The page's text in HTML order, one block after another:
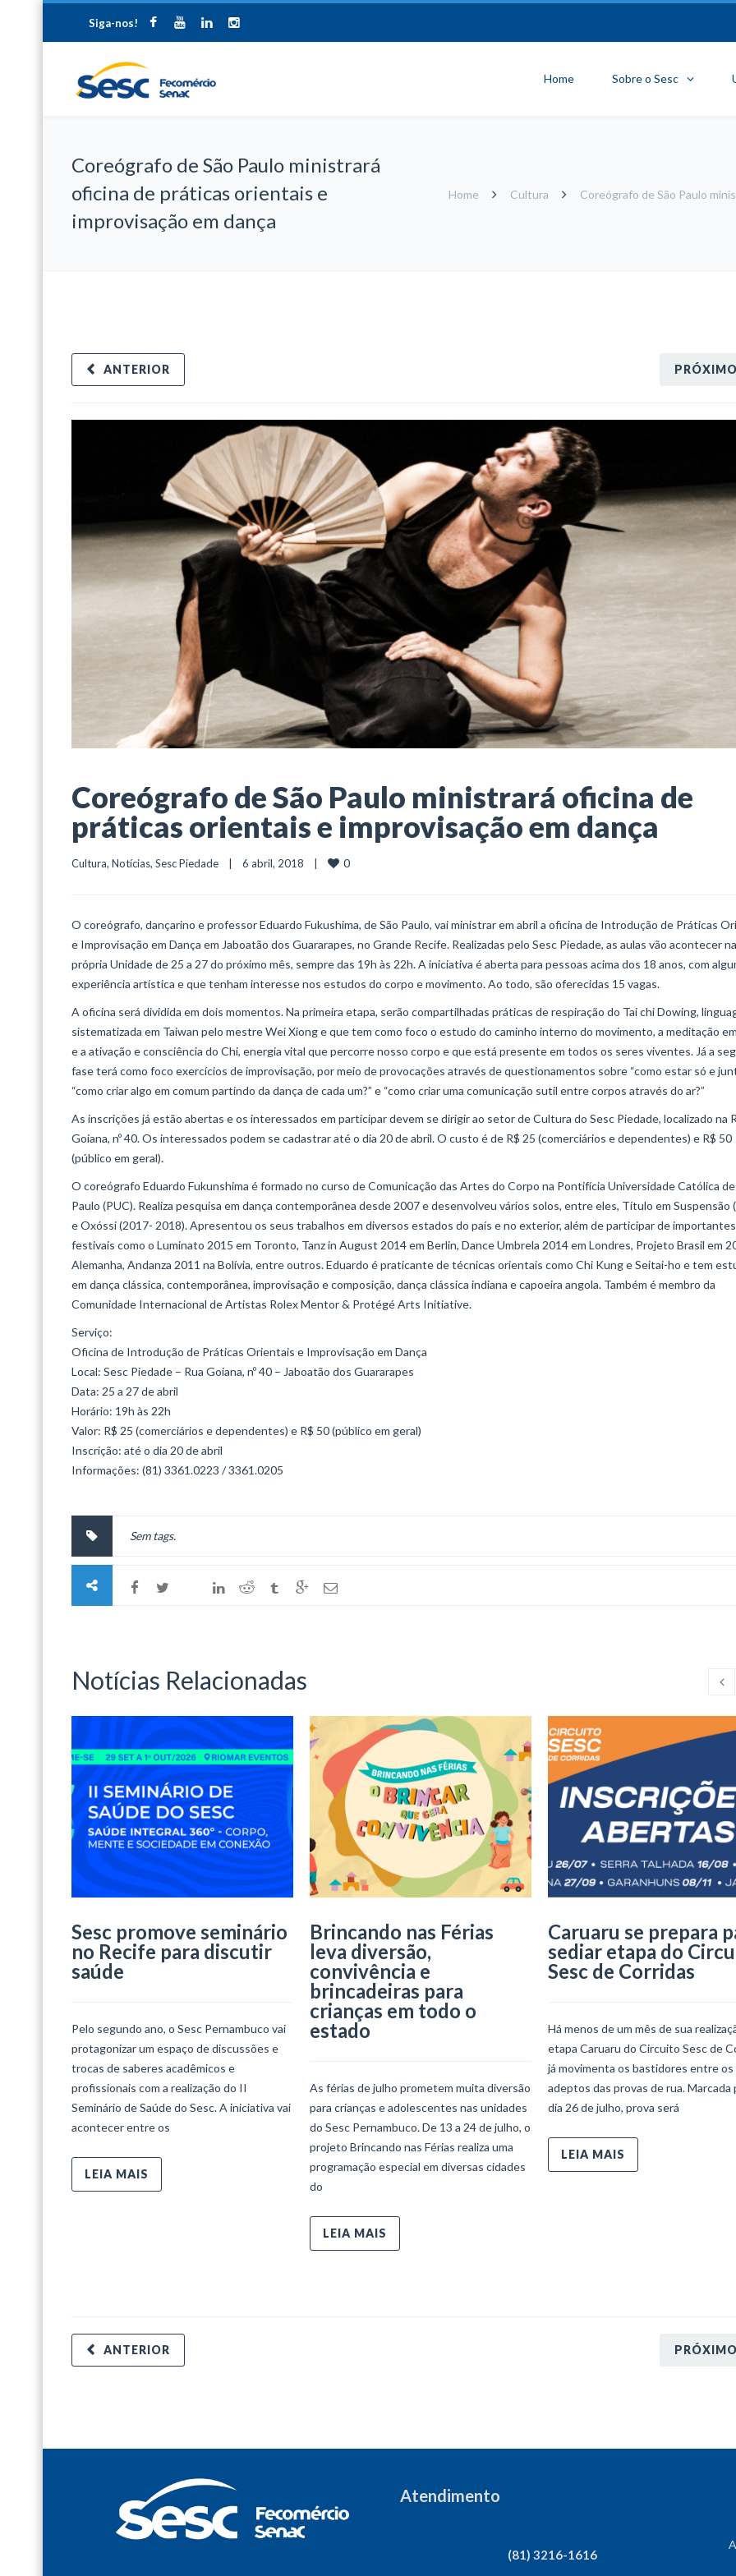
Siga-nos!
Home Sobre o Sesc
Coreógrafo de São Paulo ministrará
oficina de práticas orientais e
improvisação em dança
Home Cultura Coreógrafo de São Paulo
PRÓXIMO
ANTERIOR
Coreógrafo de São Paulo ministrará oficina de
práticas orientais e improvisação em dança
Cultura, Notícias, Sesc Piedade
    |    6 abril, 2018    |
0
O coreógrafo, dançarino e professor Eduardo Fukushima, de São Paulo, vai ministrar em abril a oficina de Introdução de Práticas
e Improvisação em Dança em Jaboatão dos Guararapes, no Grande Recife. Realizadas pelo Sesc Piedade, as aulas vão acontecer na
própria Unidade de 25 a 27 do próximo mês, sempre das 19h às 22h. A iniciativa é aberta para pessoas acima dos 18 anos, com
experiência artística e que tenham interesse nos estudos do corpo e movimento. Ao todo, são oferecidas 15 vagas.
A oficina será dividida em dois momentos. Na primeira etapa, serão compartilhadas práticas de respiração do Tai chi Dowing,
sistematizada em Taiwan pelo mestre Wei Xiong e que tem como foco o estudo do caminho interno do movimento, a meditação
e a ativação e consciência do Chi, energia vital que percorre nosso corpo e que está presente em todos os seres viventes. Já a
fase terá como foco exercícios de improvisação, por meio de provocações através de questionamentos sobre “como estar só e
“como criar algo em comum partindo da dança de cada um?” e “como criar uma comunicação sutil entre corpos através do ar?”
As inscrições já estão abertas e os interessados em participar devem se dirigir ao setor de Cultura do Sesc Piedade, localizado na
Goiana, nº 40. Os interessados podem se cadastrar até o dia 20 de abril. O custo é de R$ 25 (comerciários e dependentes) e R$ 50
(público em geral).
O coreógrafo Eduardo Fukunshima é formado no curso de Comunicação das Artes do Corpo na Pontifícia Universidade Católica de
Paulo (PUC). Realiza pesquisa em dança contemporânea desde 2007 e desenvolveu vários solos, entre eles, Título em Suspensão
e Oxóssi (2017- 2018). Apresentou os seus trabalhos em diversos estados do país e no exterior, além de participar de importantes
festivais como o Luminato 2015 em Toronto, Tanz in August 2014 em Berlin, Dance Umbrela 2014 em Londres, Projeto Brasil em
Alemanha, Andanza 2011 na Bolívia, entre outros. Eduardo é praticante de técnicas orientais como Chi Kung e Seitai-ho e tem
em dança clássica, contemporânea, improvisação e composição, dança clássica indiana e capoeira angola. Também é membro da
Comunidade Internacional de Artistas Rolex Mentor & Protégé Arts Initiative.
Serviço:
Oficina de Introdução de Práticas Orientais e Improvisação em Dança
Local: Sesc Piedade – Rua Goiana, nº 40 – Jaboatão dos Guararapes
Data: 25 a 27 de abril
Horário: 19h às 22h
Valor: R$ 25 (comerciários e dependentes) e R$ 50 (público em geral)
Inscrição: até o dia 20 de abril
Informações: (81) 3361.0223 / 3361.0205
Sem tags.
Notícias Relacionadas
Sesc promove seminário
no Recife para discutir
saúde
Pelo segundo ano, o Sesc Pernambuco vai
protagonizar um espaço de discussões e
trocas de saberes acadêmicos e
profissionais com a realização do II
Seminário de Saúde do Sesc. A iniciativa vai
acontecer entre os
LEIA MAIS
Brincando nas Férias
leva diversão,
convivência e
brincadeiras para
crianças em todo o
estado
As férias de julho prometem muita diversão
para crianças e adolescentes nas unidades
do Sesc Pernambuco. De 13 a 24 de julho, o
projeto Brincando nas Férias realiza uma
programação especial em diversas cidades
do
LEIA MAIS
Caruaru se prepara
sediar etapa do
Sesc de Corridas
Há menos de um mês de sua
etapa Caruaru do Circuito Sesc de
já movimenta os bastidores entre os
adeptos das provas de rua. Marcada
dia 26 de julho, prova será
LEIA MAIS
PRÓXIMO
ANTERIOR
Atendimento
(81) 3216-1616